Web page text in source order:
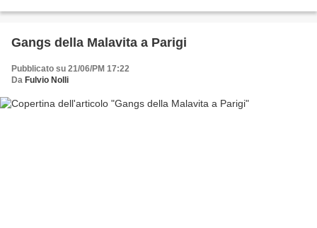
Gangs della Malavita a Parigi
Pubblicato su 21/06/PM 17:22
Da Fulvio Nolli